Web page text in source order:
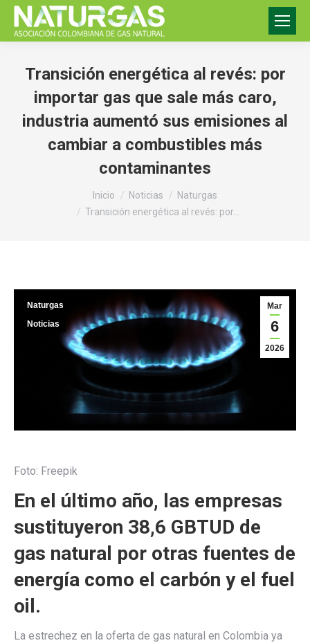
Transición energética al revés: por
importar gas que sale más caro,
industria aumentó sus emisiones al
cambiar a combustibles más
contaminantes
Inicio Noticias
Naturgas
Transición energética al revés: por…
Mar
6
2026
Naturgas
Noticias
Foto: Freepik
En el último año, las empresas
sustituyeron 38,6 GBTUD de
gas natural por otras fuentes de
energía como el carbón y el fuel
oil.
La estrechez en la oferta de gas natural en Colombia ya